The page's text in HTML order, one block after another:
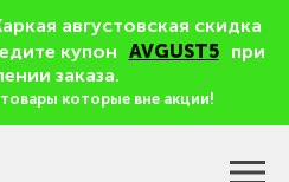
августовская скидка
купон AVGUST5
при
заказа.
которые вне акции!